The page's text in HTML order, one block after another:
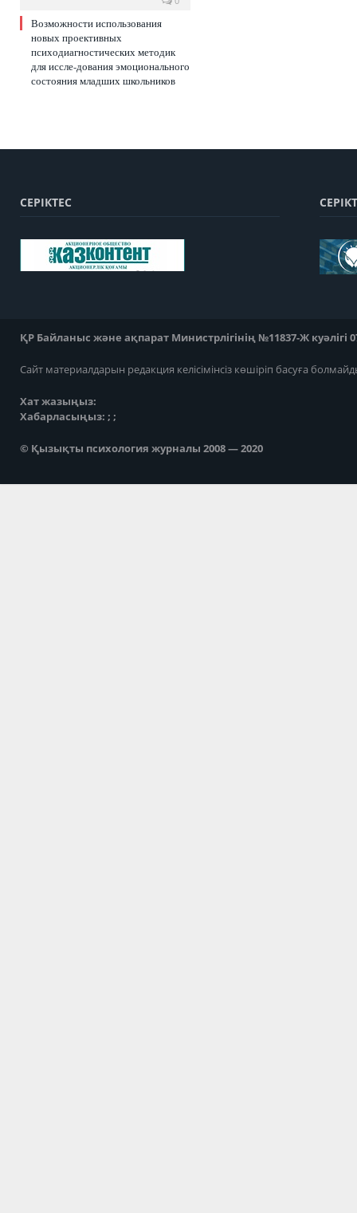
Возможности использования
новых проективных
психодиагностических методик
для иссле-дования эмоционального
состояния младших школьников
СЕРІКТЕС
ҚР Байланыс және ақпарат Министрлігінің №11837-Ж куәлігі
Сайт материалдарын редакция келісімінсіз көшіріп басуға
Хат жазыңыз:
Хабарласыңыз: ; ;
© Қызықты психология журналы 2008 — 2020